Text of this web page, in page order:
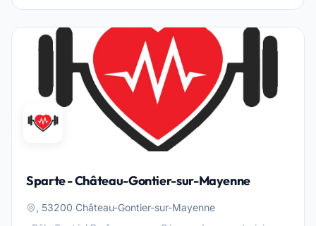
Sparte - Château-Gontier-sur-Mayenne
, 53200 Château-Gontier-sur-Mayenne